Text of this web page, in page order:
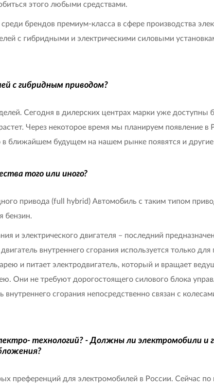
этого любыми средствами.
брендов премиум-класса в сфере производства
с гибридными и электрическими силовыми
с гибридным приводом?
Сегодня в дилерских центрах марки уже доступны
Через некоторое время мы планируем появление в
ближайшем будущем на нашем рынке появятся и
того или иного?
привода (full hybrid) Автомобиль с таким типом
бензин.
и электрического двигателя – последний
внутреннего сгорания используется только для
и питает электродвигатель, который и вращает
Они не требуют дорогостоящего силового блока
сгорания непосредственно связан с
технологий? - Должны ли электромобили и
преференций для электромобилей в России. Сейчас